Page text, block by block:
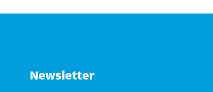
Newsletter